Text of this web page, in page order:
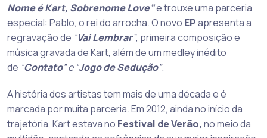
Nome é Kart, Sobrenome Love”e trouxe uma parceria
especial: Pablo, o rei do arrocha. O novo EPapresenta a
regravação de “Vai Lembrar”, primeira composição e
música gravada de Kart, além de um medley inédito
de “Contato” e “Jogo de Sedução”.
A história dos artistas tem mais de uma década e é
marcada por muita parceria. Em 2012, ainda no início da
trajetória, Kart estava no Festival de Verão,no meio da